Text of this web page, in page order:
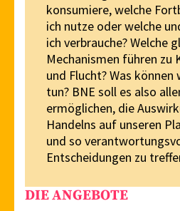
konsumiere, welche
ich nutze oder welche
ich verbrauche? Welche
Mechanismen führen
und Flucht? Was
tun? BNE soll es also
ermöglichen, die
Handelns auf unseren
und so
Entscheidungen zu
DIE ANGEBOTE